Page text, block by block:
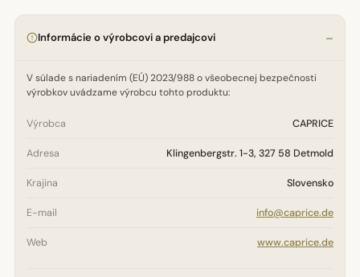
Informácie o výrobcovi a predajcovi
V súlade s nariadením (EÚ) 2023/988 o všeobecnej bezpečnosti
výrobkov uvádzame výrobcu tohto produktu:
Výrobca CAPRICE
Adresa Klingenbergstr. 1-3, 327 58 Detmold
Krajina Slovensko
E-mail info@caprice.de
Web www.caprice.de